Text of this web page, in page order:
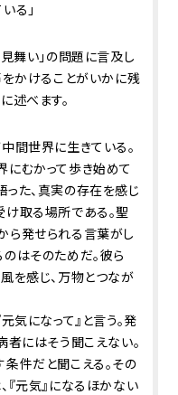
る」
見舞い」の問題に言及し
をかけることがいかに残
述べます。
間世界に生きている。
にむかって歩き始めて
た、真実の存在を感じ
取る場所である。聖
ら発せられる言葉がし
はそのためだ。彼ら
を感じ、万物とつなが
気になって』と言う。発
者にはそう聞こえない。
件だと聞こえる。その
『元気』になるほかない